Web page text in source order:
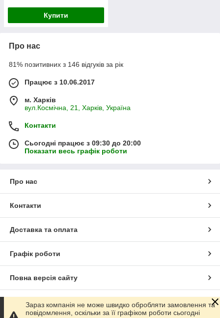
Купити
Про нас
81% позитивних з 146 відгуків за рік
Працює з 10.06.2017
м. Харків
вул.Космічна, 21, Харків, Україна
Контакти
Сьогодні працює з 09:30 до 20:00
Показати весь графік роботи
Про нас
Контакти
Доставка та оплата
Графік роботи
Повна версія сайту
Сайт створено на маркетплейсі Prom.ua
Зараз компанія не може швидко обробляти замовлення та
повідомлення, оскільки за її графіком роботи сьогодні